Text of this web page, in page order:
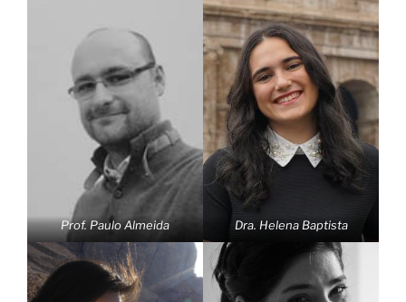
Prof. Paulo Almeida Dra. Helena Baptista